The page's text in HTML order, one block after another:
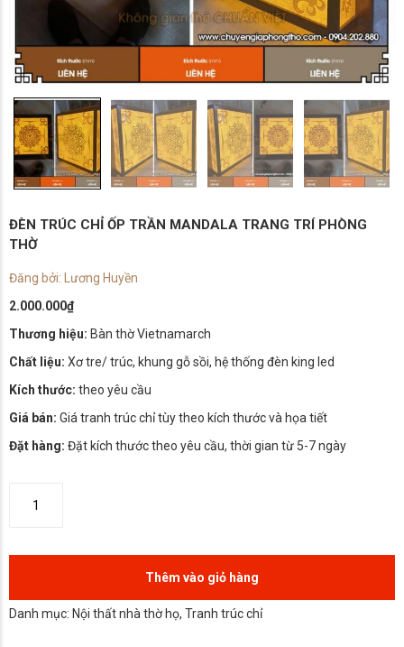
ĐÈN TRÚC CHỈ ỐP TRẦN MANDALA TRANG TRÍ PHÒNG
THỜ
Đăng bởi: Lương Huyền
2.000.000₫
Thương hiệu: Bàn thờ Vietnamarch
Chất liệu: Xơ tre/ trúc, khung gỗ sồi, hệ thống đèn king led
Kích thước: theo yêu cầu
Giá bán: Giá tranh trúc chỉ tùy theo kích thước và họa tiết
Đặt hàng: Đặt kích thước theo yêu cầu, thời gian từ 5-7 ngày
Thêm vào giỏ hàng
Danh mục: Nội thất nhà thờ họ, Tranh trúc chỉ